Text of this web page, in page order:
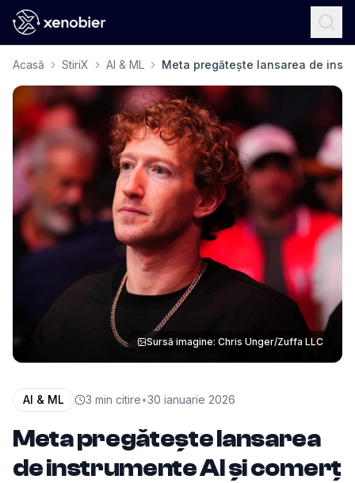
Acasă StiriX AI & ML Meta pregătește lansarea de
Sursă imagine: Chris Unger/Zuffa LLC
AI & ML 3 min citire•30 ianuarie 2026
Meta pregătește lansarea
de instrumente AI și comerț